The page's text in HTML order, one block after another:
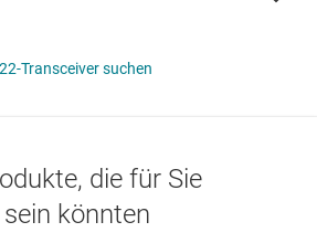
Transceiver suchen
die für Sie
könnten